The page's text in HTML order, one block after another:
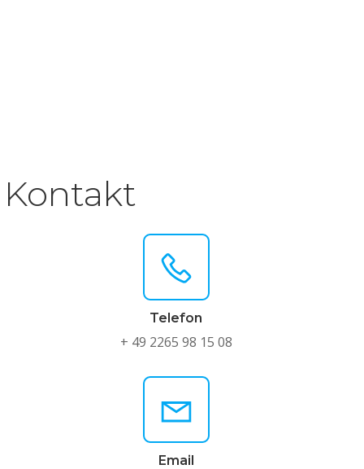
Kontakt
Telefon
+ 49 2265 98 15 08
Email